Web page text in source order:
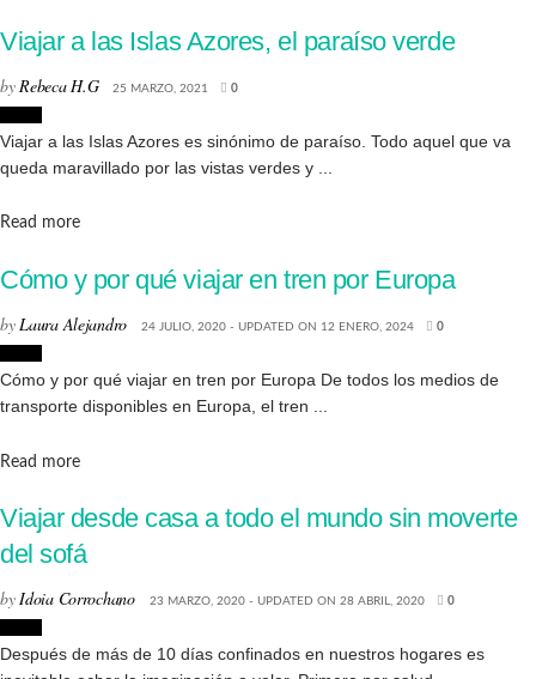
Viajar a las Islas Azores, el paraíso verde
by Rebeca H.G 25 MARZO, 2021 0
Viajar a las Islas Azores es sinónimo de paraíso. Todo aquel que va
queda maravillado por las vistas verdes y ...
Read moreDetails
Cómo y por qué viajar en tren por Europa
byLaura Alejandro 24 JULIO, 2020 - UPDATED ON 12 ENERO, 2024 0
Cómo y por qué viajar en tren por Europa De todos los medios de
transporte disponibles en Europa, el tren ...
Read moreDetails
Viajar desde casa a todo el mundo sin moverte
del sofá
byIdoia Corrochano 23 MARZO, 2020 - UPDATED ON 28 ABRIL, 2020 0
Después de más de 10 días confinados en nuestros hogares es